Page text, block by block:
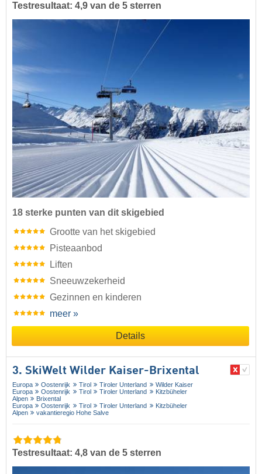
Testresultaat: 4,9 van de 5 sterren
18 sterke punten van dit skigebied
Grootte van het skigebied
Pisteaanbod
Liften
Sneeuwzekerheid
Gezinnen en kinderen
meer »
Details
3. SkiWelt Wilder Kaiser-Brixental
Europa Oostenrijk Tirol Tiroler Unterland
Wilder Kaiser
Europa
Oostenrijk Tirol Tiroler Unterland
Kitzbüheler
Alpen
Brixental
Europa
Oostenrijk Tirol Tiroler Unterland
Kitzbüheler
Alpen
vakantieregio Hohe Salve
Testresultaat: 4,8 van de 5 sterren